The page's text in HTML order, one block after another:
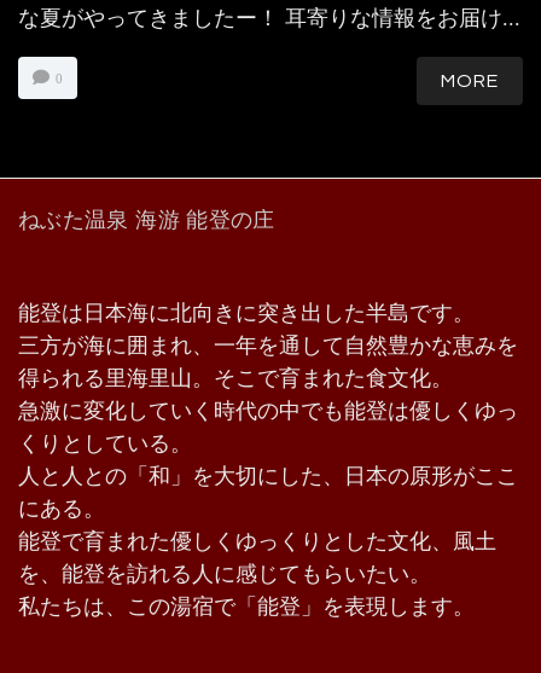
な夏がやってきましたー！ 耳寄りな情報をお届け...
0 MORE
ねぶた温泉 海游 能登の庄
能登は日本海に北向きに突き出した半島です。
三方が海に囲まれ、一年を通して自然豊かな恵みを
得られる里海里山。そこで育まれた食文化。
急激に変化していく時代の中でも能登は優しくゆっ
くりとしている。
人と人との「和」を大切にした、日本の原形がここ
にある。
能登で育まれた優しくゆっくりとした文化、風土
を、能登を訪れる人に感じてもらいたい。
私たちは、この湯宿で「能登」を表現します。